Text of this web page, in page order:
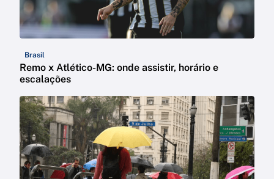
Brasil
Remo x Atlético-MG: onde assistir, horário e
escalações